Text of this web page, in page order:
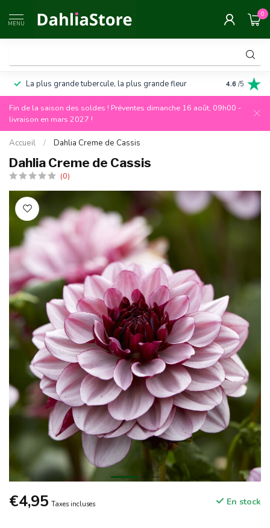
MENU
0
La plus grande tubercule, la plus grande fleur Garantie
4.6 /5
Fin de la saison des soldes ! Préventes dimanche 16 août, 09h00 -
livraison en mars 2027 !
Accueil / Dahlia Creme de Cassis
Dahlia Creme de Cassis
(0)
€4,95 Taxes incluses En stock